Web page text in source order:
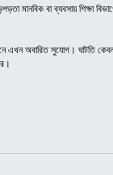
মানবিক বা ব্যবসায় শিক্ষা
এখন অবারিত সুযোগ। ঘাটতি